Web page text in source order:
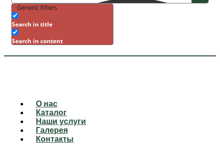
Generic filters
Search in title
Search in content
О нас
Каталог
Наши услуги
Галерея
Контакты